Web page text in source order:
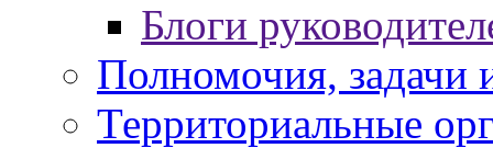
Блоги
Полномочия, задачи
Территориальные